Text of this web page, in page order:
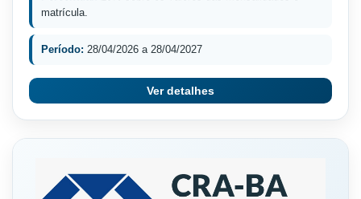
matrícula.
Período: 28/04/2026 a 28/04/2027
Ver detalhes